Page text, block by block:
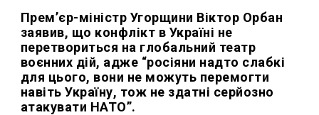
Прем’єр-міністр Угорщини Віктор Орбан
заявив, що конфлікт в Україні не
перетвориться на глобальний театр
воєнних дій, адже “росіяни надто слабкі
для цього, вони не можуть перемогти
навіть Україну, тож не здатні серйозно
атакувати НАТО”.